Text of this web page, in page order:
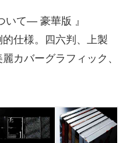
て— 豪華版 』
仕様。四六判、上製
カバーグラフィック、